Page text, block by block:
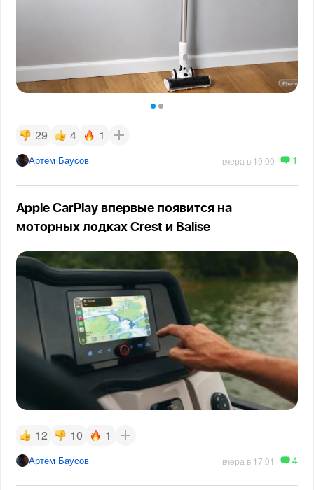
29 4 1
Артём Баусов вчера в 19:00 1
Apple CarPlay впервые появится на
моторных лодках Crest и Balise
12 10 1
Артём Баусов вчера в 17:01 4